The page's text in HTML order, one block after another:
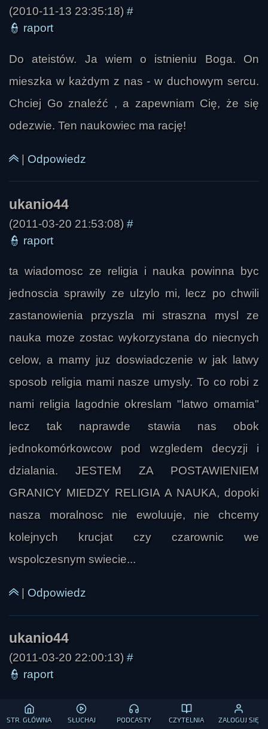
STR. GŁÓWNA SŁUCHAJ PODCASTY CZYTELNIA ZALOGUJ SIĘ
(2010-11-13 23:35:18) #
👮 raport
Do ateistów. Ja wiem o istnieniu Boga. On
mieszka w każdym z nas - w duchowym sercu.
Chciej Go znaleźć , a zapewniam Cię, że się
odezwie. Ten naukowiec ma rację!
| Odpowiedz
(2011-03-20 21:53:08) #
👮 raport
ta wiadomosc ze religia i nauka powinna byc
jednoscia sprawily ze ulzylo mi, lecz po chwili
zastanowienia przyszla mi straszna mysl ze
nauka moze zostac wykorzystana do niecnych
celow, a mamy juz doswiadczenie w jak latwy
sposob religia mami nasze umysly. To co robi z
nami religia lagodnie okreslam "latwo omamia"
lecz tak naprawde stawia nas obok
jednokomórkowcow pod wzgledem decyzji i
dzialania. JESTEM ZA POSTAWIENIEM
GRANICY MIEDZY RELIGIA A NAUKA, dopoki
nasza moralnosc nie ewoluuje, nie chcemy
kolejnych krucjat czy czarownic we
wspolczesnym swiecie...
| Odpowiedz
(2011-03-20 22:00:13) #
👮 raport
dodam jeszcze, ze niewazne w jakiej
maniek